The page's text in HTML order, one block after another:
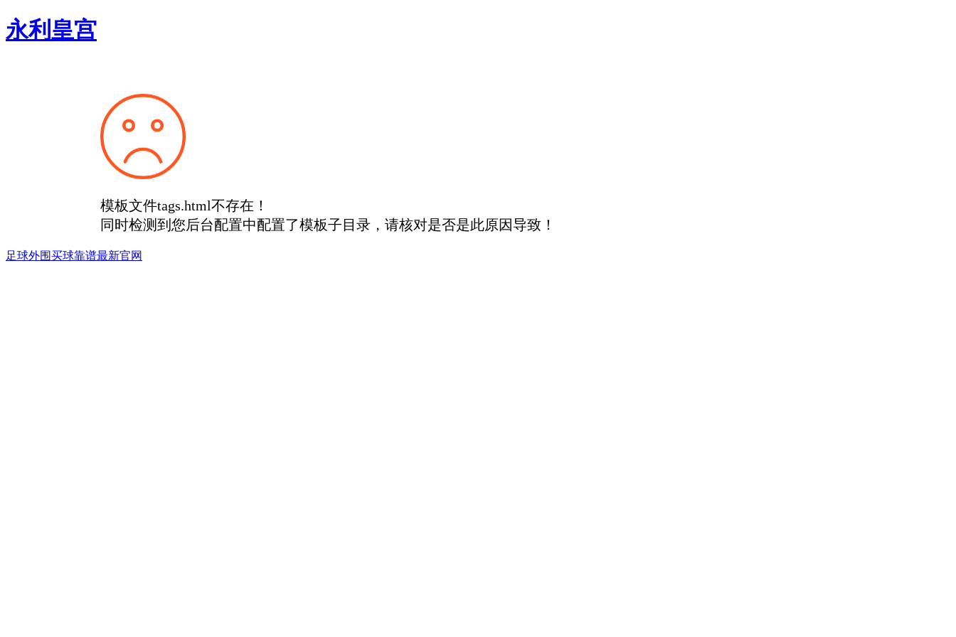
永利皇宫
模板文件tags.html不存在！
同时检测到您后台配置中配置了模板子目录，请核对是否是此原因导致！
足球外围买球靠谱最新官网